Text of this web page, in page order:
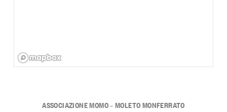
ASSOCIAZIONE MOMO – MOLETO MONFERRATO